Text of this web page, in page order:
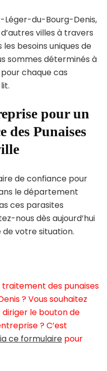
Léger-du-Bourg-Denis,
villes à travers
besoins uniques de
sommes déterminés à
chaque cas
pour un
des Punaises
de confiance pour
le département
ces parasites
nous dès aujourd’hui
votre situation.
des punaises
? Vous souhaitez
le bouton de
? C’est
ce formulaire pour